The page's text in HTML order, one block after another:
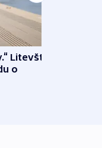
Litevští
o